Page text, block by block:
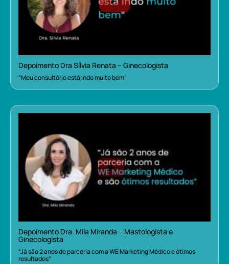
Depoimento Dra Sílvia Renata – Ginecologista
“Meu consultório está indo muito bem”
Depoimento Dra. Mila Miranda – Mastologista e
Ginecologista
“Já são 2 anos de parceria com a WE Marketing Médico e ótimos
resultados”